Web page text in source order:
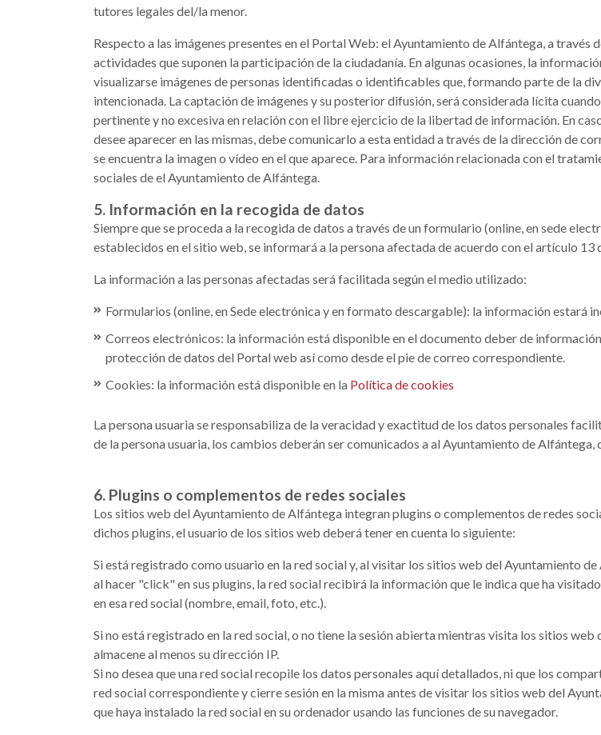
tutores legales del/la menor.
Respecto a las imágenes presentes en el Portal Web: el Ayuntamiento de Alfántega, a
actividades que suponen la participación de la ciudadanía. En algunas ocasiones, la
visualizarse imágenes de personas identificadas o identificables que, formando parte de la
intencionada. La captación de imágenes y su posterior difusión, será considerada lícita
pertinente y no excesiva en relación con el libre ejercicio de la libertad de información. En
desee aparecer en las mismas, debe comunicarlo a esta entidad a través de la dirección de
se encuentra la imagen o vídeo en el que aparece. Para información relacionada con el
sociales de el Ayuntamiento de Alfántega.
5. Información en la recogida de datos
Siempre que se proceda a la recogida de datos a través de un formulario (online, en sede
establecidos en el sitio web, se informará a la persona afectada de acuerdo con el artículo 13
La información a las personas afectadas será facilitada según el medio utilizado:
Formularios (online, en Sede electrónica y en formato descargable): la información estará
Correos electrónicos: la información está disponible en el documento deber de
protección de datos del Portal web así como desde el pie de correo correspondiente.
Cookies: la información está disponible en la Política de cookies
La persona usuaria se responsabiliza de la veracidad y exactitud de los datos personales
de la persona usuaria, los cambios deberán ser comunicados a al Ayuntamiento de
6. Plugins o complementos de redes sociales
Los sitios web del Ayuntamiento de Alfántega integran plugins o complementos de redes
dichos plugins, el usuario de los sitios web deberá tener en cuenta lo siguiente:
Si está registrado como usuario en la red social y, al visitar los sitios web del Ayuntamiento
al hacer "click" en sus plugins, la red social recibirá la información que le indica que ha
en esa red social (nombre, email, foto, etc.).
Si no está registrado en la red social, o no tiene la sesión abierta mientras visita los sitios
almacene al menos su dirección IP.
Si no desea que una red social recopile los datos personales aquí detallados, ni que los
red social correspondiente y cierre sesión en la misma antes de visitar los sitios web del
que haya instalado la red social en su ordenador usando las funciones de su navegador.